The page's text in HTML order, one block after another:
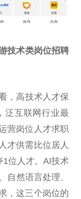
技术类岗位招聘
，高技术人才保
泛互联网行业最
营岗位人才求职
才供需比位居人
1位人才。AI技术
自然语言处理、
，这三个岗位的